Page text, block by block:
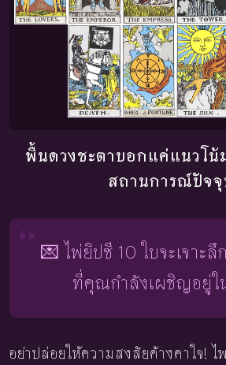
พื้นดวงชะตาบอกแค่แนวโน้
สถานการณ์ปัจ
💌 ไพ่ยิปซี 10 ใบจะเจาะ
ที่คุณกำลังเผชิญอยู่ใ
อย่าปล่อยให้ความสงสัยค้างคาใจ! ไ